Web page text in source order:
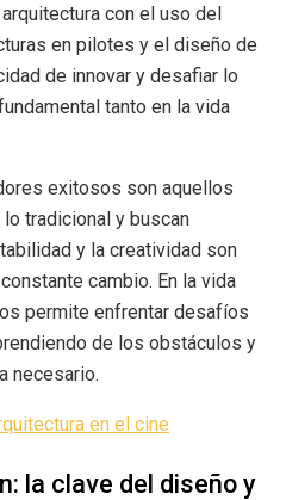
con el uso del
en pilotes y el diseño de
de innovar y desafiar lo
tanto en la vida
exitosos son aquellos
tradicional y buscan
y la creatividad son
cambio. En la vida
permite enfrentar desafíos
de los obstáculos y
necesario.
en el cine
la clave del diseño y